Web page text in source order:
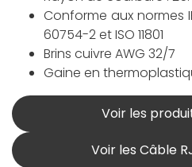
Conforme aux normes
60754-2 et ISO 11801
Brins cuivre AWG 32/7
Gaine en
Voir les
Voir les Câble